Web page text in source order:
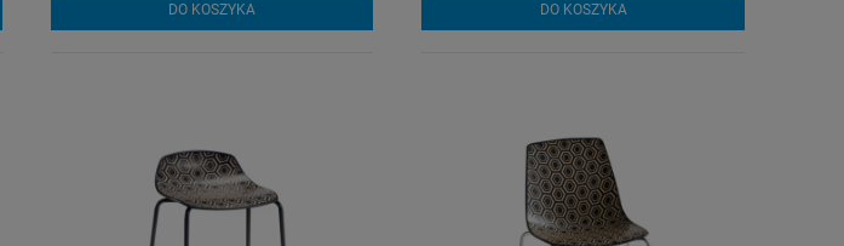
DO KOSZYKA DO KOSZYKA